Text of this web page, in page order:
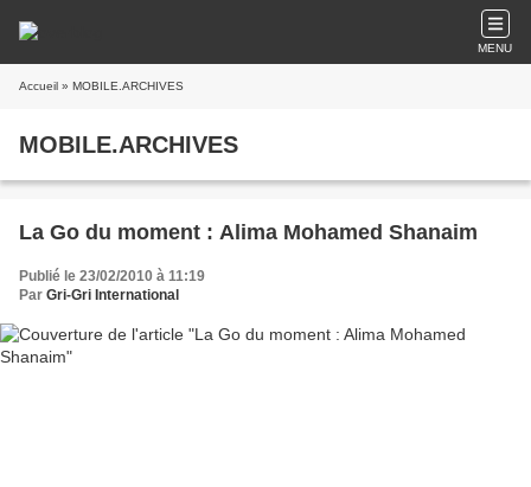
MENU
Accueil » MOBILE.ARCHIVES
MOBILE.ARCHIVES
La Go du moment : Alima Mohamed Shanaim
Publié le 23/02/2010 à 11:19
Par Gri-Gri International